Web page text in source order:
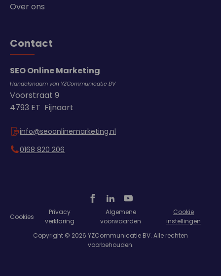
Over ons
Contact
SEO Online Marketing
Handelsnaam van YZCommunicatie BV
Voorstraat 9
4793 ET Fijnaart
info@seoonlinemarketing.nl
0168 820 206
Cookies
Privacy
verklaring
Algemene
voorwaarden
Cookie
instellingen
Copyright © 2026 YZCommunicatie BV. Alle rechten
voorbehouden.